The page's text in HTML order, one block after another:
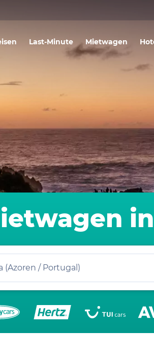
Last-Minute Mietwagen
Ponta Delgada (Azoren / Portugal)